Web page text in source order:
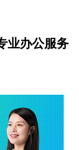
业办公服务